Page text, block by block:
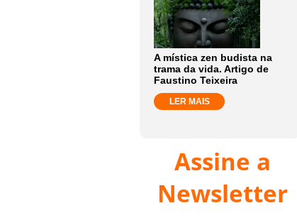
A mística zen budista na
trama da vida. Artigo de
Faustino Teixeira
LER MAIS
Assine a
Newsletter